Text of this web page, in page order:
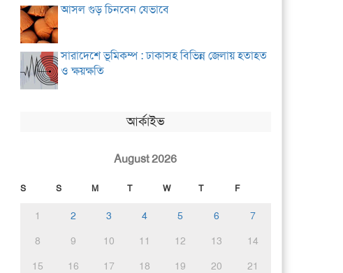
আসল গুড় চিনবেন যেভাবে
সারাদেশে ভূমিকম্প : ঢাকাসহ বিভিন্ন জেলায় হতাহত
ও ক্ষয়ক্ষতি
আর্কাইভ
August 2026
S S M T W T F
1 2 3 4 5 6
7
8
9 10 11 12 13
14
15
16 17 18 19 20
21